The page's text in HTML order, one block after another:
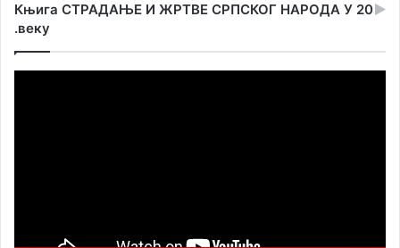
Књига СТРАДАЊЕ И ЖРТВЕ СРПСКОГ НАРОДА У 20
.веку